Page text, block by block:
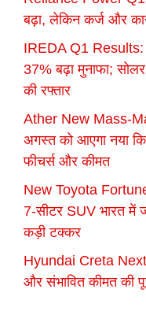
बढ़ा, लेकिन कर्ज और
IREDA Q1 Results:
37% बढ़ा मुनाफा;
की रफ्तार
Ather New Mass-
अगस्त को आएगा नया
फीचर्स और कीमत
New Toyota
7-सीटर SUV भारत में
कड़ी टक्कर
Hyundai Creta
और संभावित कीमत की